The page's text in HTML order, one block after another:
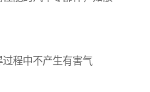
程中不产生有害气